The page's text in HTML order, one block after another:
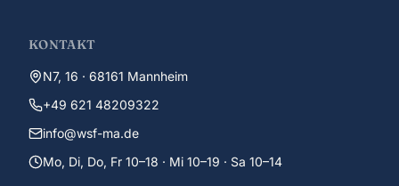
KONTAKT
N7, 16 · 68161 Mannheim
+49 621 48209322
info@wsf-ma.de
Mo, Di, Do, Fr 10–18 · Mi 10–19 · Sa 10–14